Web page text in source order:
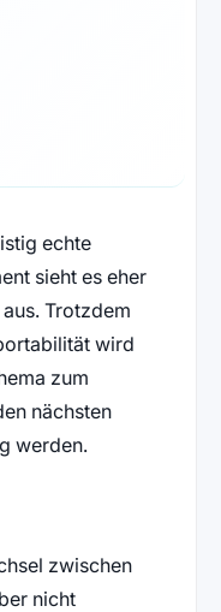
echte
sieht es eher
Trotzdem
wird
zum
nächsten
werden.
zwischen
nicht